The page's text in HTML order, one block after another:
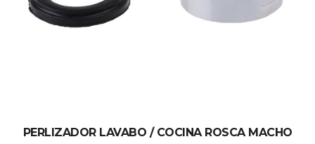
PERLIZADOR LAVABO / COCINA ROSCA MACHO